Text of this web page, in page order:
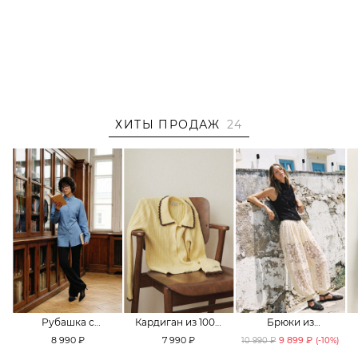
ХИТЫ ПРОДАЖ 24
Рубашка с
принтом «клетка»
8 990 ₽
Кардиган из 100%
хлопка TOPTOP
7 990 ₽
Брюки из
смесового хлопка
10 990 ₽ 9 899 ₽ (-10%)